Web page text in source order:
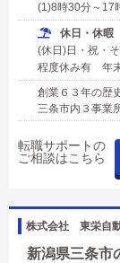
(1)8時30分～17
休日・休暇
(休日)日・祝・
程度休み有 年
創業６３年の歴
三条市内３事業
転職サポートの
ご相談はこちら
株式会社 東栄自
新潟県三条市